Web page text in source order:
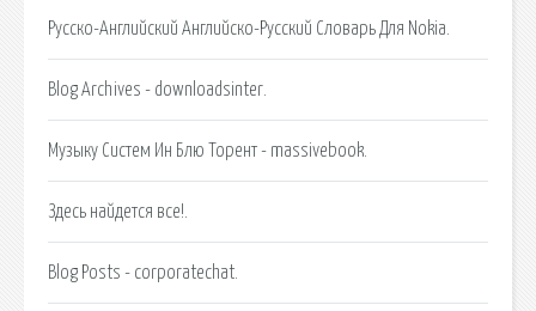
Русско-Английский Английско-Русский Словарь Для Nokia.
Blog Archives - downloadsinter.
Музыку Систем Ин Блю Торент - massivebook.
Здесь найдется все!.
Blog Posts - corporatechat.